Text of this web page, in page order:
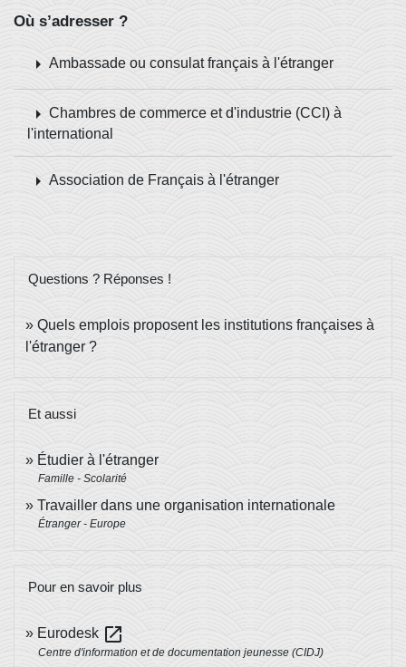
Où s’adresser ?
arrow_right Ambassade ou consulat français à l'étranger
arrow_right Chambres de commerce et d'industrie (CCI) à
l'international
arrow_right Association de Français à l'étranger
Questions ? Réponses !
Quels emplois proposent les institutions françaises à
l'étranger ?
Et aussi
Étudier à l'étranger
Famille - Scolarité
Travailler dans une organisation internationale
Étranger - Europe
Pour en savoir plus
Eurodesk open_in_new
Centre d'information et de documentation jeunesse (CIDJ)